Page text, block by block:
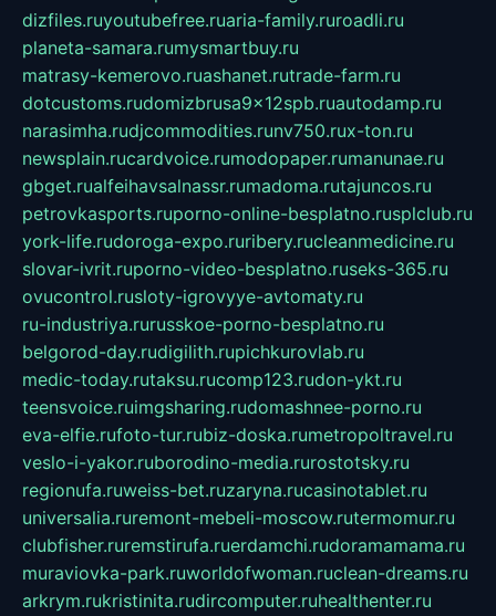
dizfiles.ruyoutubefree.ruaria-family.ruroadli.ru
planeta-samara.rumysmartbuy.ru
matrasy-kemerovo.ruashanet.rutrade-farm.ru
dotcustoms.rudomizbrusa9x12spb.ruautodamp.ru
narasimha.rudjcommodities.runv750.rux-ton.ru
newsplain.rucardvoice.rumodopaper.rumanunae.ru
gbget.rualfeihavsalnassr.rumadoma.rutajuncos.ru
petrovkasports.ruporno-online-besplatno.rusplclub.ru
york-life.rudoroga-expo.ruribery.rucleanmedicine.ru
slovar-ivrit.ruporno-video-besplatno.ruseks-365.ru
ovucontrol.rusloty-igrovyye-avtomaty.ru
ru-industriya.rurusskoe-porno-besplatno.ru
belgorod-day.rudigilith.rupichkurovlab.ru
medic-today.rutaksu.rucomp123.rudon-ykt.ru
teensvoice.ruimgsharing.rudomashnee-porno.ru
eva-elfie.rufoto-tur.rubiz-doska.rumetropoltravel.ru
veslo-i-yakor.ruborodino-media.rurostotsky.ru
regionufa.ruweiss-bet.ruzaryna.rucasinotablet.ru
universalia.ruremont-mebeli-moscow.rutermomur.ru
clubfisher.ruremstirufa.ruerdamchi.rudoramamama.ru
muraviovka-park.ruworldofwoman.ruclean-dreams.ru
arkrym.rukristinita.rudircomputer.ruhealthenter.ru